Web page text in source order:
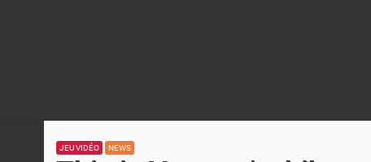
JEU VIDÉO NEWS